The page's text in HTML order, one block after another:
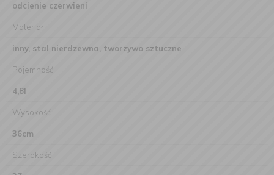
odcienie czerwieni
Materiał
inny, stal nierdzewna, tworzywo sztuczne
Pojemność
4,8l
Wysokość
36cm
Szerokość